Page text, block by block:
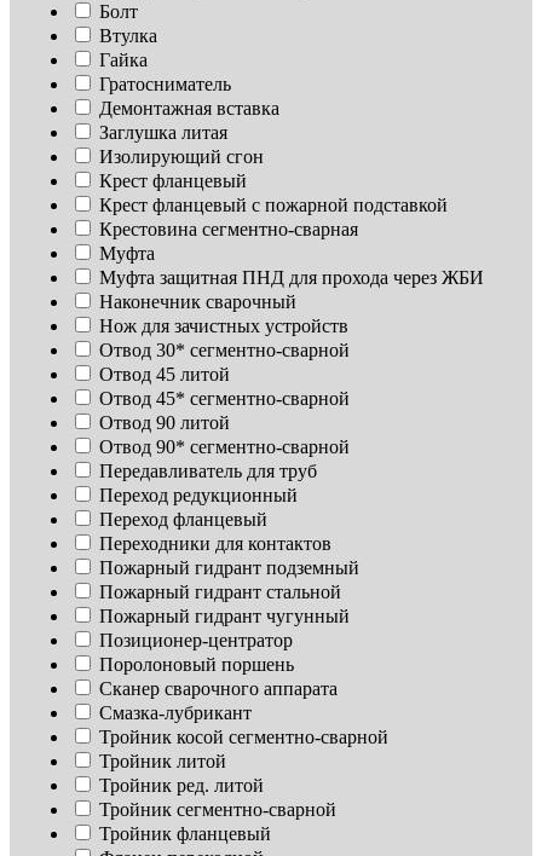
Болт
Втулка
Гайка
Гратосниматель
Демонтажная вставка
Заглушка литая
Изoлирующий сгон
Крест фланцевый
Крест фланцевый с пожарной подставкой
Крестовина сегментно-сварная
Муфта
Муфта защитная ПНД для прохода через ЖБИ
Наконечник сварочный
Нож для зачистных устройств
Отвод 30* сегментно-сварной
Отвод 45 литой
Отвод 45* сегментно-сварной
Отвод 90 литой
Отвод 90* сегментно-сварной
Передавливатель для труб
Переход редукционный
Переход фланцевый
Переходники для контактов
Пожарный гидрант подземный
Пожарный гидрант стальной
Пожарный гидрант чугунный
Позиционер-центратор
Поролоновый поршень
Сканер сварочного аппарата
Смазка-лубрикант
Тройник косой сегментно-сварной
Тройник литой
Тройник ред. литой
Тройник сегментно-сварной
Тройник фланцевый